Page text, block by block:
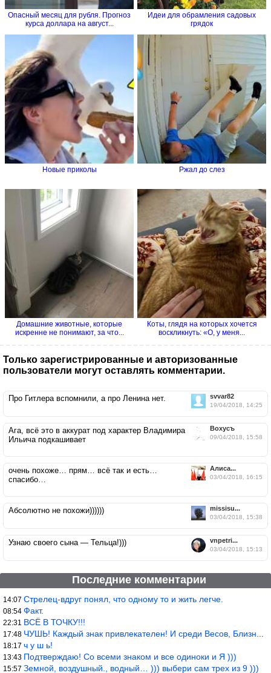
Опасный месяц для рубля. Прогноз
курса доллара на август...
Идеи для обрамления садовых
грядок
Новые приколы Ржал до слез
Домашние животные, которые
искренне не понимают, за что...
Коты, глядя на которых хочется
воскликнуть: «О, у меня...
Только зарегистрированные и авторизованные
пользователи могут оставлять комментарии.
svvar82
19/04/2018, 14:25
Про Гитлера вспомнили, а про Ленина нет.
Вохусъ
09/04/2018, 15:58
Ага, всё это в аккурат под характер Владимира
Ильича подкашивает
Алиса...
03/04/2018, 16:15
очень похоже… прям… всё так и есть…
спасибо…
missisu...
03/04/2018, 15:38
Абсолютно не похожи))))))
vnpetri...
03/04/2018, 15:13
Узнаю своего сына — Тельца!)))
Последние комментарии
14:07 Стрелец-вдруг понял, что одному то и жить легче.
08:54 Факт.
22:31 ВСЁ В ТОЧКУ!!!
17:48 ЧУШЬ! Каждый знак привлекателен! И среди Весов, Близнецов встреч
18:17 ч у ш ь!
13:43 Подтверждаю! Со всеми знаком и все одиноки и Я )))
15:57 Земной, воздушный., водный… ))) выбери сам трех из 9 )))